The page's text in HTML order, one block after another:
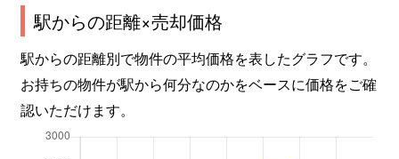
駅からの距離×売却価格
駅からの距離別で物件の平均価格を表したグラフです。
お持ちの物件が駅から何分なのかをベースに価格をご確
認いただけます。